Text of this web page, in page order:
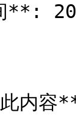
**:
内容